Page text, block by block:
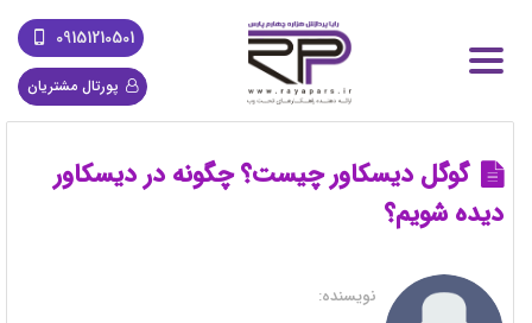
09151210501
پورتال مشتریان
گوگل دیسکاور چیست؟ چگونه در دیسکاور
دیده شویم؟
نویسنده: